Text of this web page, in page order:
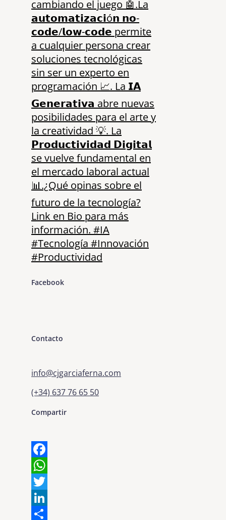
Facebook
Contacto
info@cjgarciaferna.com
(+34) 637 76 65 50
Compartir
Facebook
WhatsApp
Twitter
LinkedIn